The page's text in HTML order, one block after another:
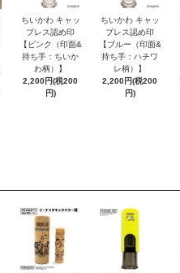
ちいかわ キャッ
プレス認め印
【ピンク（印面&
持ち手：ちいか
わ柄）】
2,200円(税200
円)
ちいかわ キャッ
プレス認め印
【ブルー（印面&
持ち手：ハチワ
レ柄）】
2,200円(税200
円)